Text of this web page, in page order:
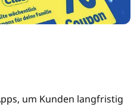
um Kunden langfristig